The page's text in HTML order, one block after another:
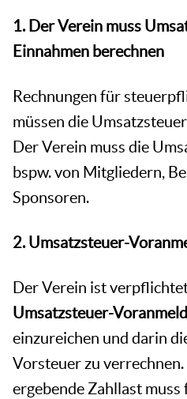
1. Der Verein muss
Einnahmen berechnen
Rechnungen für
müssen die
Der Verein muss die
bspw. von Mitgliedern,
Sponsoren.
2. Umsatzsteuer-
Der Verein ist
Umsatzsteuer-
einzureichen und darin
Vorsteuer zu verrechnen.
ergebende Zahllast